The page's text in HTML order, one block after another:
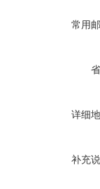
常用
详细
补充